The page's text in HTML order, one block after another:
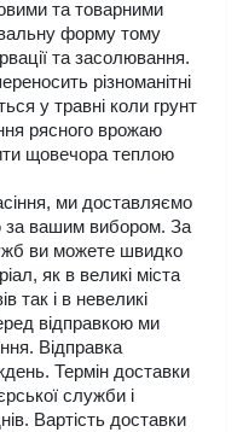
та товарними
форму тому
та засолювання.
різноманітні
у травні коли грунт
рясного врожаю
щовечора теплою
ми доставляємо
вашим вибором. За
ви можете швидко
як в великі міста
так і в невеликі
відправкою ми
Відправка
Термін доставки
служби і
Вартість доставки